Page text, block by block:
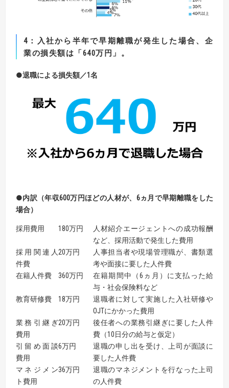
4 ：
入社から半年で早期離職が発生した場合、企
業の損失額は「640万円」。
●退職による損失額／1名
●内訳（年収600万円ほどの人材が、 6ヵ月で早期離職をした
場合）
採用費用 180万円
人材紹介エージェントへの成功報酬
など、採用活動で発生した費用
採用関連人
件費
20万円
人事担当者や現場管理職が、書類選
考や面接に要した人件費
在籍人件費
360万円
在籍期間中（6ヵ月）に支払った給
与・社会保険料など
教育研修費
18万円
退職者に対して実施した入社研修や
OJTにかかった費用
業務引継ぎ
費用
20万円
後任者への業務引継ぎに要した人件
費（10日分の給与と仮定）
引留め面談
費用
6万円
退職の申し出を受け、上司が面談に
要した人件費
マネジメン
ト費用
36万円
退職のマネジメントを行なった上司
の人件費